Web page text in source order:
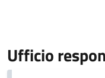
Ufficio